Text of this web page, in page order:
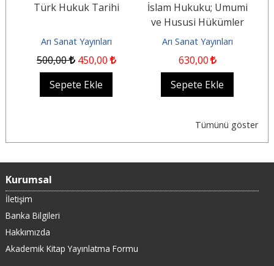
Türk Hukuk Tarihi
Arı Sanat Yayınları
500,00 450,00
Sepete Ekle
İslam Hukuku; Umumi
ve Hususi Hükümler
Arı Sanat Yayınları
630,00
Sepete Ekle
Tümünü göster
Kurumsal
İletişim
Banka Bilgileri
Hakkımızda
Akademik Kitap Yayınlatma Formu